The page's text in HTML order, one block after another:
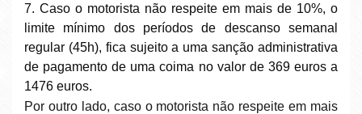
7. Caso o motorista não respeite em mais de 10%, o
limite mínimo dos períodos de descanso semanal
regular (45h), fica sujeito a uma sanção administrativa
de pagamento de uma coima no valor de 369 euros a
1476 euros.
Por outro lado, caso o motorista não respeite em mais